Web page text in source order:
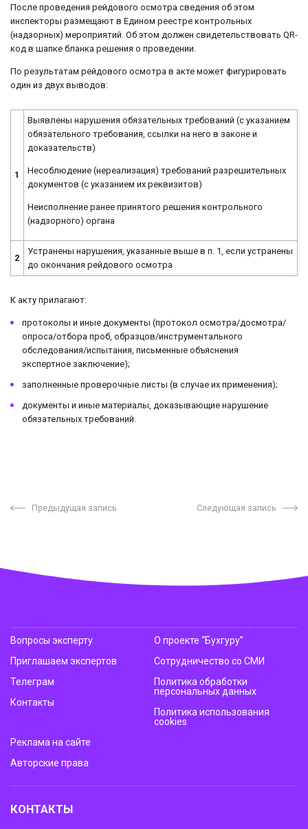
После проведения рейдового осмотра сведения об этом
инспекторы размещают в Едином реестре контрольных
(надзорных) мероприятий. Об этом должен свидетельствовать QR-
код в шапке бланка решения о проведении.
По результатам рейдового осмотра в акте может фигурировать
один из двух выводов:
1
Выявлены нарушения обязательных требований (с указанием
обязательного требования, ссылки на него в законе и
доказательств)
Несоблюдение (нереализация) требований разрешительных
документов (с указанием их реквизитов)
Неисполнение ранее принятого решения контрольного
(надзорного) органа
2
Устранены нарушения, указанные выше в п. 1, если устранены
до окончания рейдового осмотра
К акту прилагают:
протоколы и иные документы (протокол осмотра/досмотра/
опроса/отбора проб, образцов/инструментального
обследования/испытания, письменные объяснения
экспертное заключение);
заполненные проверочные листы (в случае их применения);
документы и иные материалы, доказывающие нарушение
обязательных требований.
Предыдущая запись Следующая запись
Вопросы эксперту
Приглашаем экспертов
Телеграм
Контакты
О проекте “Бухгуру”
Сотрудничество со СМИ
Политика обработки
персональных данных
Политика использования
cookies
Реклама на сайте
Авторские права
КОНТАКТЫ